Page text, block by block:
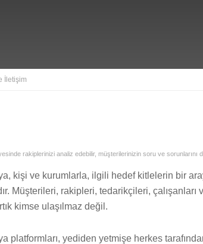
İletişim
rakiplerinizi analiz edebilir, müşterilerinizin soru ve
kişi ve kurumlarla, ilgili hedef kitlelerin bir
Müşterileri, rakipleri, tedarikçileri,
kimse ulaşılmaz değil.
platformları, yediden yetmişe herkes